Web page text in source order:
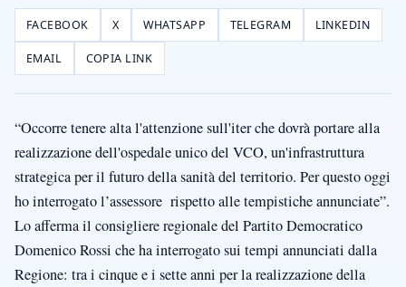
FACEBOOK X WHATSAPP TELEGRAM LINKEDIN
EMAIL COPIA LINK
“Occorre tenere alta l'attenzione sull'iter che dovrà portare alla
realizzazione dell'ospedale unico del VCO, un'infrastruttura
strategica per il futuro della sanità del territorio. Per questo oggi
ho interrogato l’assessore rispetto alle tempistiche annunciate”.
Lo afferma il consigliere regionale del Partito Democratico
Domenico Rossi che ha interrogato sui tempi annunciati dalla
Regione: tra i cinque e i sette anni per la realizzazione della